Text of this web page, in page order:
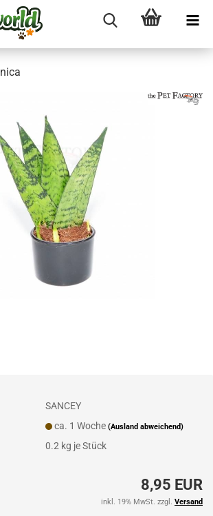
SANCEY
ca. 1 Woche(Ausland abweichend)
0.2 kg je Stück
8,95 EUR
inkl. 19% MwSt. zzgl. Versand